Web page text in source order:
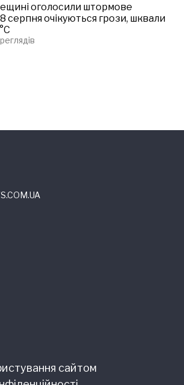
оголосили штормове
серпня очікуються грози, шквали
сайтом